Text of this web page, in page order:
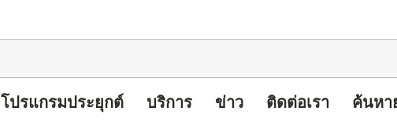
โปรแกรมประยุกต์ บริการ ข่าว ติดต่อเรา ค้นหา